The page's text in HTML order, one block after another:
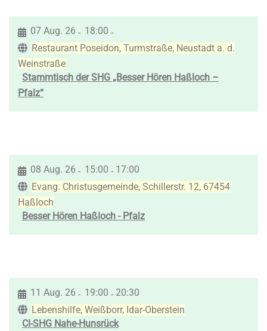
07 Aug. 26 - 18:00 -
Restaurant Poseidon, Turmstraße, Neustadt a. d.
Weinstraße
Stammtisch der SHG „Besser Hören Haßloch –
Pfalz“
08 Aug. 26 - 15:00 - 17:00
Evang. Christusgemeinde, Schillerstr. 12, 67454
Haßloch
Besser Hören Haßloch - Pfalz
11 Aug. 26 - 19:00 - 20:30
Lebenshilfe, Weißborr, Idar-Oberstein
CI-SHG Nahe-Hunsrück